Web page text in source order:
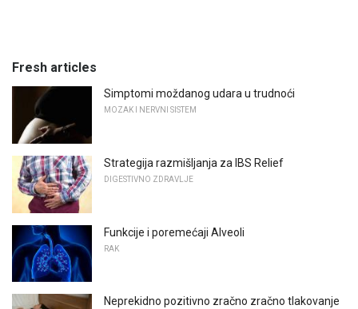
Fresh articles
Simptomi moždanog udara u trudnoći
MOZAK I NERVNI SISTEM
Strategija razmišljanja za IBS Relief
DIGESTIVNO ZDRAVLJE
Funkcije i poremećaji Alveoli
RAK
Neprekidno pozitivno zračno zračno tlakovanje